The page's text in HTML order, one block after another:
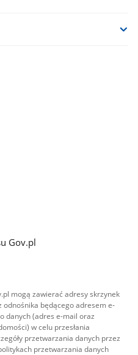
Gov.pl
mogą zawierać adresy skrzynek
odnośnika będącego adresem e-
danych (adres e-mail oraz
w celu przesłania
przetwarzania danych przez
przetwarzania danych